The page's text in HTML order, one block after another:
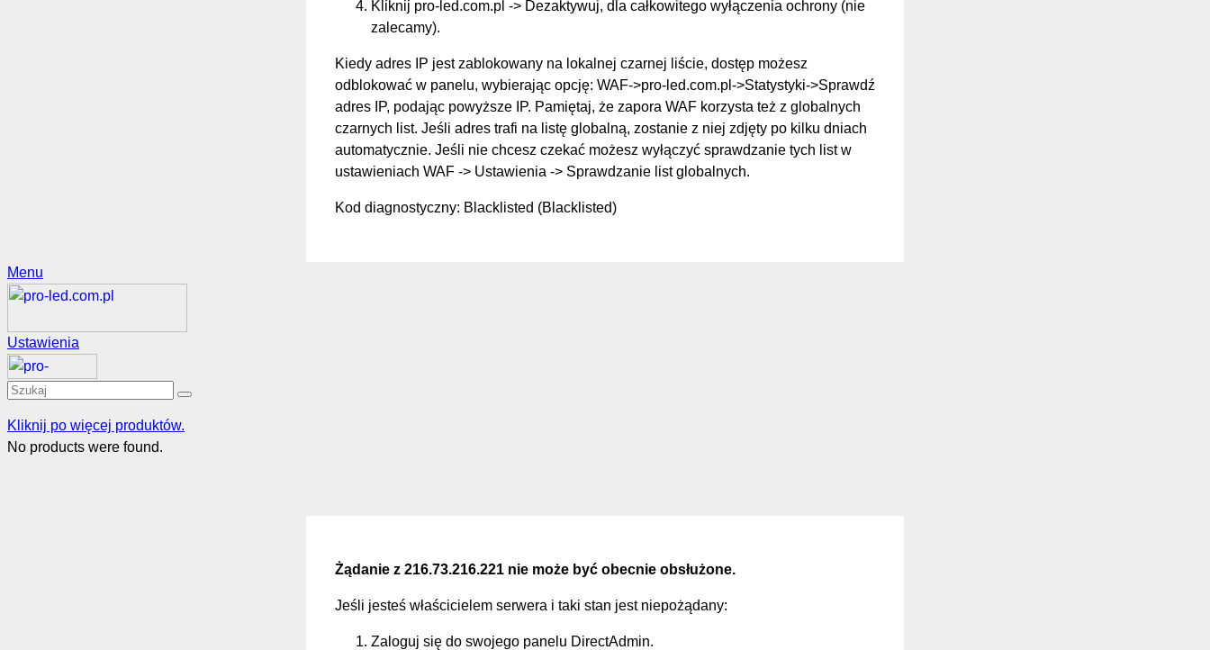
Kliknij pro-led.com.pl -> Dezaktywuj, dla całkowitego wyłączenia ochrony (nie
zalecamy).
Kiedy adres IP jest zablokowany na lokalnej czarnej liście, dostęp możesz
odblokować w panelu, wybierając opcję: WAF->pro-led.com.pl->Statystyki->Sprawdź
adres IP, podając powyższe IP. Pamiętaj, że zapora WAF korzysta też z globalnych
czarnych list. Jeśli adres trafi na listę globalną, zostanie z niej zdjęty po kilku dniach
automatycznie. Jeśli nie chcesz czekać możesz wyłączyć sprawdzanie tych list w
ustawieniach WAF -> Ustawienia -> Sprawdzanie list globalnych.
Kod diagnostyczny: Blacklisted (Blacklisted)
Menu
Ustawienia
Kliknij po więcej produktów.
No products were found.
Żądanie z 216.73.216.221 nie może być obecnie obsłużone.
Jeśli jesteś właścicielem serwera i taki stan jest niepożądany:
Zaloguj się do swojego panelu DirectAdmin.